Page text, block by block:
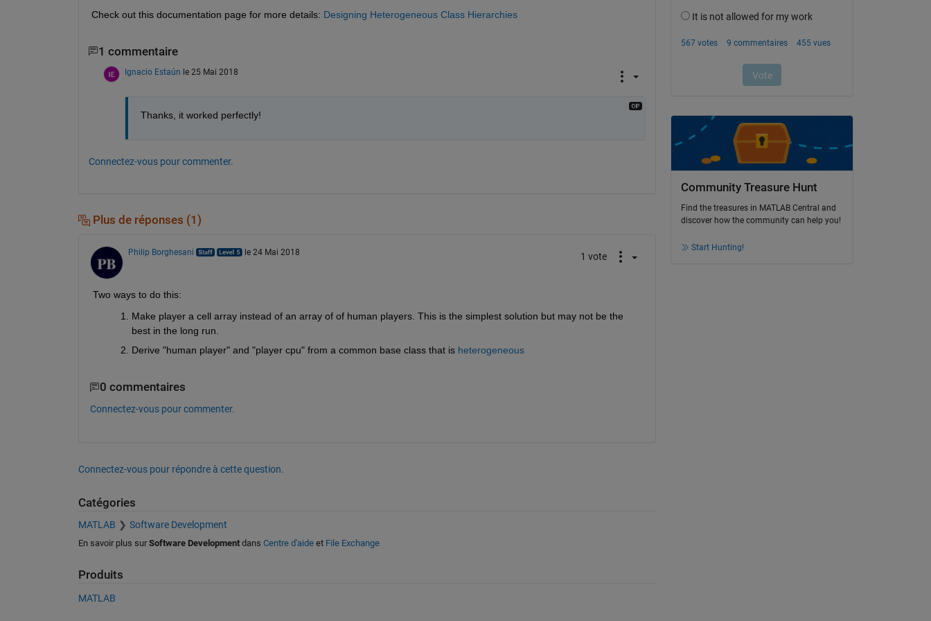
Check out this documentation page for more details: Designing Heterogeneous Class Hierarchies
1 commentaire
Ignacio Estaún le 25 Mai 2018
Thanks, it worked perfectly!
Connectez-vous pour commenter.
Plus de réponses (1)
Philip Borghesani le 24 Mai 2018 1 vote
Two ways to do this:
Make player a cell array instead of an array of of human players. This is the simplest solution but may not be the
best in the long run.
Derive "human player" and "player cpu" from a common base class that is heterogeneous
0 commentaires
Connectez-vous pour commenter.
Connectez-vous pour répondre à cette question.
Catégories
MATLAB Software Development
En savoir plus sur Software Developmentdans Centre d'aideet File Exchange
Produits
MATLAB
Community Treasure Hunt
Find the treasures in MATLAB Central and
discover how the community can help you!
Start Hunting!